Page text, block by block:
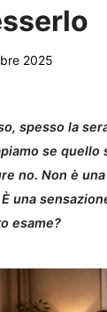
2025
spesso la
se quello
no. Non è
una
esame?